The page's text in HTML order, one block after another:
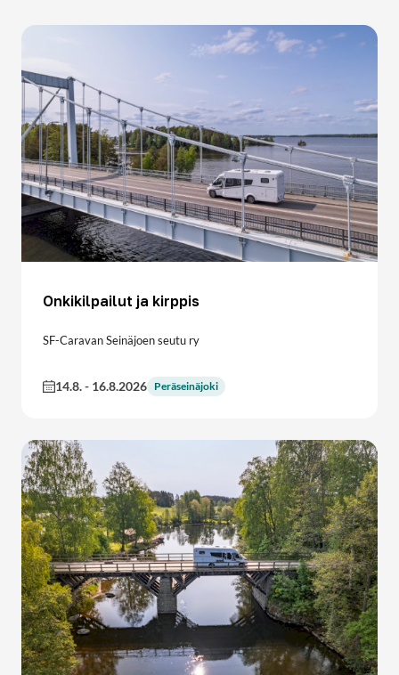
Onkikilpailut ja kirppis
SF-Caravan Seinäjoen seutu ry
14.8.- 16.8.2026 Peräseinäjoki